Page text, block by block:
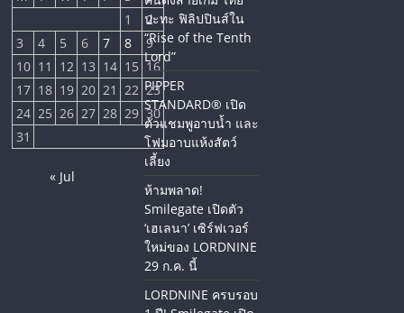
1
2
3
4 5 6 7 8
9
10 11 12 13 14 15 16
17 18 19 20 21 22 23
24 25 26 27 28 29 30
31
« Jul
ปะทะ ฟิลิปปินส์ใน
“Rise of the Tenth
Lord”
PIPPER
STANDARD® เปิด
ตัวแชมพูอาบน้ำ และ
โฟมอาบแห้งสัตว์
เลี้ยง
ห้ามพลาด!
Smilegate เปิดตัว
‘เฮเลนา’ เซิร์ฟเวอร์
ใหม่ของ LORDNINE
29 ก.ค. นี้
LORDNINE ครบรอบ